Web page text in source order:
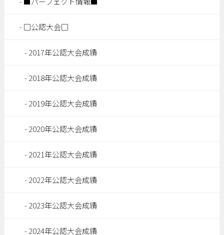
□公認大会□
2017年公認大会成績
2018年公認大会成績
2019年公認大会成績
2020年公認大会成績
2021年公認大会成績
2022年公認大会成績
2023年公認大会成績
2024年公認大会成績